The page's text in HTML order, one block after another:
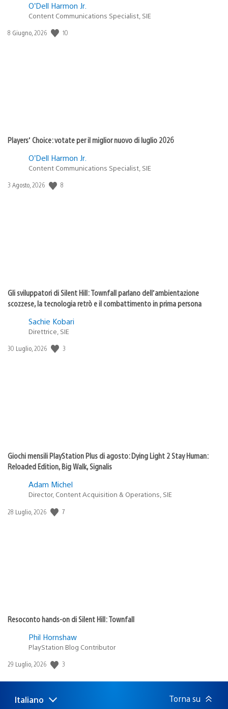
O’Dell Harmon Jr.
Content Communications Specialist, SIE
Data
8 Giugno, 2026 10
Players’ Choice: votate per il miglior nuovo di luglio 2026
O’Dell Harmon Jr.
Content Communications Specialist, SIE
Data
3 Agosto, 2026 8
Gli sviluppatori di Silent Hill: Townfall parlano dell’ambientazione
scozzese, la tecnologia retrò e il combattimento in prima persona
Sachie Kobari
Direttrice, SIE
Data
30 Luglio, 2026 3
Giochi mensili PlayStation Plus di agosto: Dying Light 2 Stay Human:
Reloaded Edition, Big Walk, Signalis
Adam Michel
Director, Content Acquisition & Operations, SIE
Data
28 Luglio, 2026 7
Resoconto hands-on di Silent Hill: Townfall
Phil Hornshaw
PlayStation Blog Contributor
Data
pubblicazione:
29 Luglio, 2026 3
Seleziona
Regione
Italiano Torna su